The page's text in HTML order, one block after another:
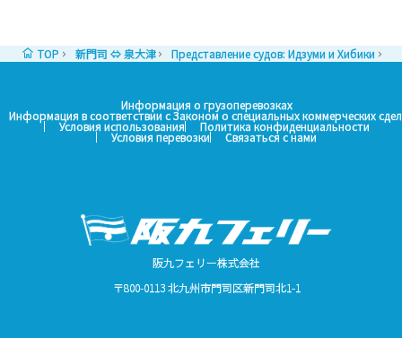
TOP 新門司 ⇔ 泉大津 Представление судов: Идзуми и Хибики
Информация о грузоперевозках
Информация в соответствии с Законом о специальных коммерческих
Условия использования Политика конфиденциальности
Условия перевозки Связаться с нами
阪九フェリー株式会社
〒800-0113 北九州市門司区新門司北1-1